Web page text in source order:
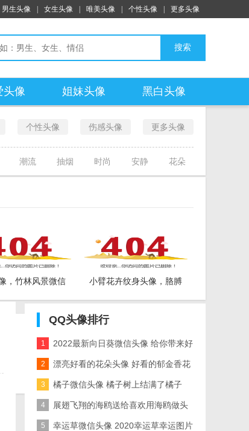
男生头像 女生头像 唯美头像 个性头像 更多头像
搜索
头像 姐妹头像 黑白头像
个性头像 伤感头像 更多头像
潮流 抽烟 时尚 安静 花朵
，竹林风景微信
头像图片
小臂花卉纹身头像，胳膊
漂亮的花朵纹身图片
QQ头像排行
1 2022最新向日葵微信头像 给你带来好
运吧
2 漂亮好看的花朵头像 好看的郁金香花
束适合母亲的微信头像
3 橘子微信头像 橘子树上结满了橘子
4 展翅飞翔的海鸥送给喜欢用海鸥做头
像的人
5 幸运草微信头像 2020幸运草幸运图片